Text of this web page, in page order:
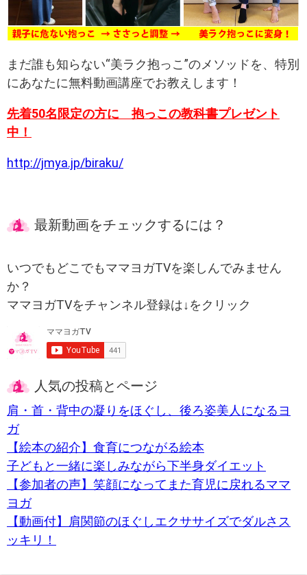
まだ誰も知らない“美ラク抱っこ”のメソッドを、特別
にあなたに無料動画講座でお教えします！
先着50名限定の方に 抱っこの教科書プレゼント
中！
http://jmya.jp/biraku/
最新動画をチェックするには？
いつでもどこでもママヨガTVを楽しんでみません
か？
ママヨガTVをチャンネル登録は↓をクリック
人気の投稿とページ
肩・首・背中の凝りをほぐし、後ろ姿美人になるヨ
ガ
【絵本の紹介】食育につながる絵本
子どもと一緒に楽しみながら下半身ダイエット
【参加者の声】笑顔になってまた育児に戻れるママ
ヨガ
【動画付】肩関節のほぐしエクササイズでダルさス
ッキリ！